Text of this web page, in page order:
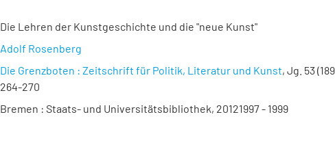
Die Lehren der Kunstgeschichte und die "neue Kunst"
Adolf Rosenberg
Die Grenzboten : Zeitschrift für Politik, Literatur und Kunst, Jg. 53
264-270
Bremen : Staats- und Universitätsbibliothek, 20121997 - 1999